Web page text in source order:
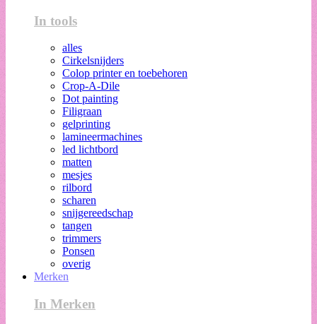
In tools
alles
Cirkelsnijders
Colop printer en toebehoren
Crop-A-Dile
Dot painting
Filigraan
gelprinting
lamineermachines
led lichtbord
matten
mesjes
rilbord
scharen
snijgereedschap
tangen
trimmers
Ponsen
overig
Merken
In Merken